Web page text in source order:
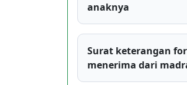
anaknya
Surat keterangan
menerima dari